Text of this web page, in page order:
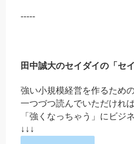
-----
田中誠大のセイダイの「セ
強い小規模経営を作るため
一つづつ読んでいただけれ
「強くなっちゃう」にビジ
↓↓↓